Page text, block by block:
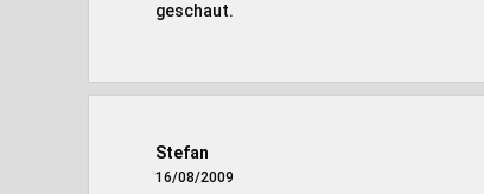
geschaut.
Stefan
16/08/2009